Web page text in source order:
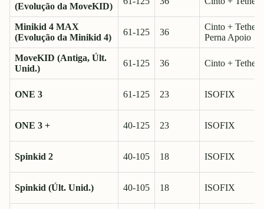
(Evolução da MoveKID)
Minikid 4 MAX
(Evolução da Minikid 4)
61-125 36
Cinto +
Perna Apoio
MoveKID (Antiga, Últ.
Unid.)
61-125 36 Cinto + Tethers
ONE 3 61-125 23 ISOFIX
ONE 3 + 40-125 23 ISOFIX
Spinkid 2 40-105 18 ISOFIX
Spinkid (Últ. Unid.) 40-105 18 ISOFIX